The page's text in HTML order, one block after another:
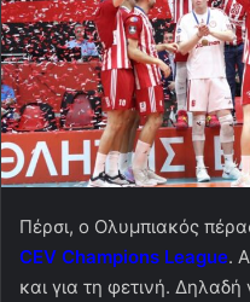
Πέρσι, ο Ολυμπιακός
CEV Champions League.
και για τη φετινή.